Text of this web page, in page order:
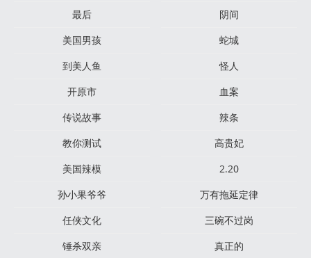
最后
阴间
美国男孩
蛇城
到美人鱼
怪人
开原市
血案
传说故事
辣条
教你测试
高贵妃
美国辣模
2.20
孙小果爷爷
万有拖延定律
任侠文化
三碗不过岗
锤杀双亲
真正的